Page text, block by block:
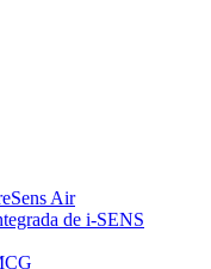
Air
de i-SENS